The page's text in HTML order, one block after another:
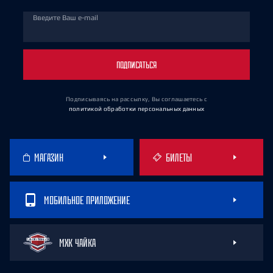
Введите Ваш e-mail
ПОДПИСАТЬСЯ
Подписываясь на рассылку, Вы соглашаетесь с
политикой обработки персональных данных
МАГАЗИН БИЛЕТЫ
МОБИЛЬНОЕ ПРИЛОЖЕНИЕ
МХК ЧАЙКА